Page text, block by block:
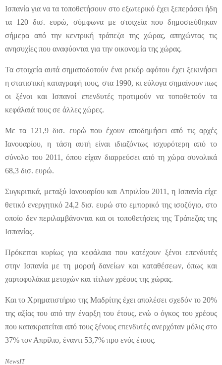
Ισπανία για να τα τοποθετήσουν στο εξωτερικό έχει ξεπεράσει ήδη
τα 120 δισ. ευρώ, σύμφωνα με στοιχεία που δημοσιεύθηκαν
σήμερα από την κεντρική τράπεζα της χώρας, απηχώντας τις
ανησυχίες που αναφύονται για την οικονομία της χώρας.
Τα στοιχεία αυτά σηματοδοτούν ένα ρεκόρ αφότου έχει ξεκινήσει
η στατιστική καταγραφή τους, στα 1990, κι εύλογα σημαίνουν πως
οι ξένοι και Ισπανοί επενδυτές προτιμούν να τοποθετούν τα
κεφάλαιά τους σε άλλες χώρες.
Με τα 121,9 δισ. ευρώ που έχουν αποδημήσει από τις αρχές
Ιανουαρίου, η τάση αυτή είναι ιδιαζόντως ισχυρότερη από το
σύνολο του 2011, όπου είχαν διαρρεύσει από τη χώρα συνολικά
68,3 δισ. ευρώ.
Συγκριτικά, μεταξύ Ιανουαρίου και Απριλίου 2011, η Ισπανία είχε
θετικό ενεργητικό 24,2 δισ. ευρώ στο εμπορικό της ισοζύγιο, στο
οποίο δεν περιλαμβάνονται και οι τοποθετήσεις της Τράπεζας της
Ισπανίας.
Πρόκειται κυρίως για κεφάλαια που κατέχουν ξένοι επενδυτές
στην Ισπανία με τη μορφή δανείων και καταθέσεων, όπως και
χαρτοφυλάκια μετοχών και τίτλων χρέους της χώρας.
Και το Χρηματιστήριο της Μαδρίτης έχει απολέσει σχεδόν το 20%
της αξίας του από την έναρξη του έτους, ενώ ο όγκος του χρέους
που κατακρατείται από τους ξένους επενδυτές ανερχόταν μόλις στο
37% τον Απρίλιο, έναντι 53,7% προ ενός έτους.
NewsIT